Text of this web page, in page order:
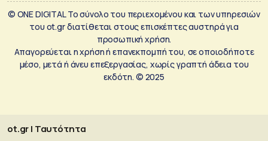
© ONE DIGITAL Το σύνολο του περιεχομένου και των υπηρεσιών
του ot.gr διατίθεται στους επισκέπτες αυστηρά για
προσωπική χρήση.
Απαγορεύεται η χρήση ή επανεκπομπή του, σε οποιοδήποτε
μέσο, μετά ή άνευ επεξεργασίας, χωρίς γραπτή άδεια του
εκδότη. © 2025
ot.gr | Ταυτότητα